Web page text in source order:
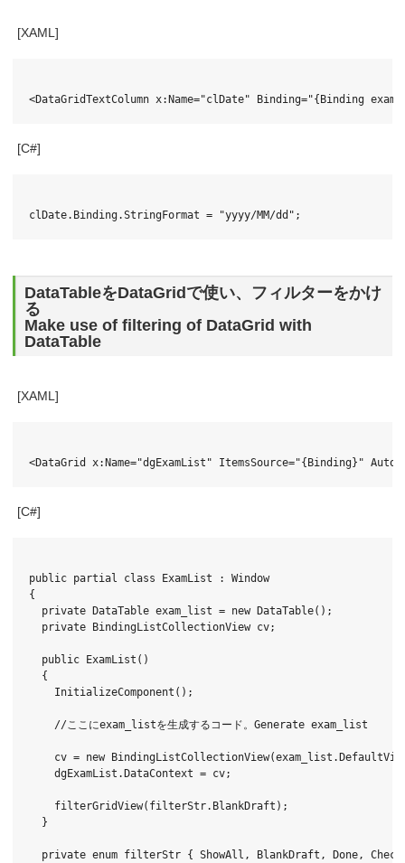
[XAML]
[C#]
DataTableをDataGridで使い、フィルターをかけ
る
Make use of filtering of DataGrid with
DataTable
[XAML]
[C#]
public partial class ExamList : Window
{
  private DataTable exam_list = new DataTable();
  private BindingListCollectionView cv;
  public ExamList()
  {
    InitializeComponent();
    //ここにexam_listを生成するコード。Generate exam_list
cv = new
    dgExamList.DataContext = cv;
    filterGridView(filterStr.BlankDraft);
  }
private enum filterStr { ShowAll, BlankDraft, Done,